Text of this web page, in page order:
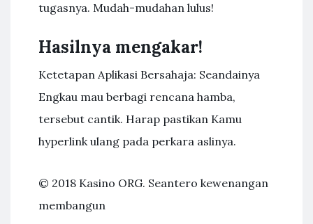
tugasnya. Mudah-mudahan lulus!
Hasilnya mengakar!
Ketetapan Aplikasi Bersahaja: Seandainya
Engkau mau berbagi rencana hamba,
tersebut cantik. Harap pastikan Kamu
hyperlink ulang pada perkara aslinya.
© 2018 Kasino ORG. Seantero kewenangan
membangun